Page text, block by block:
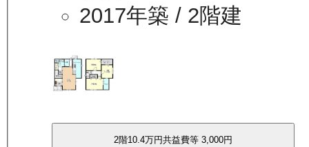
2017年築 / 2階建
2階10.4万円共益費等3,000円